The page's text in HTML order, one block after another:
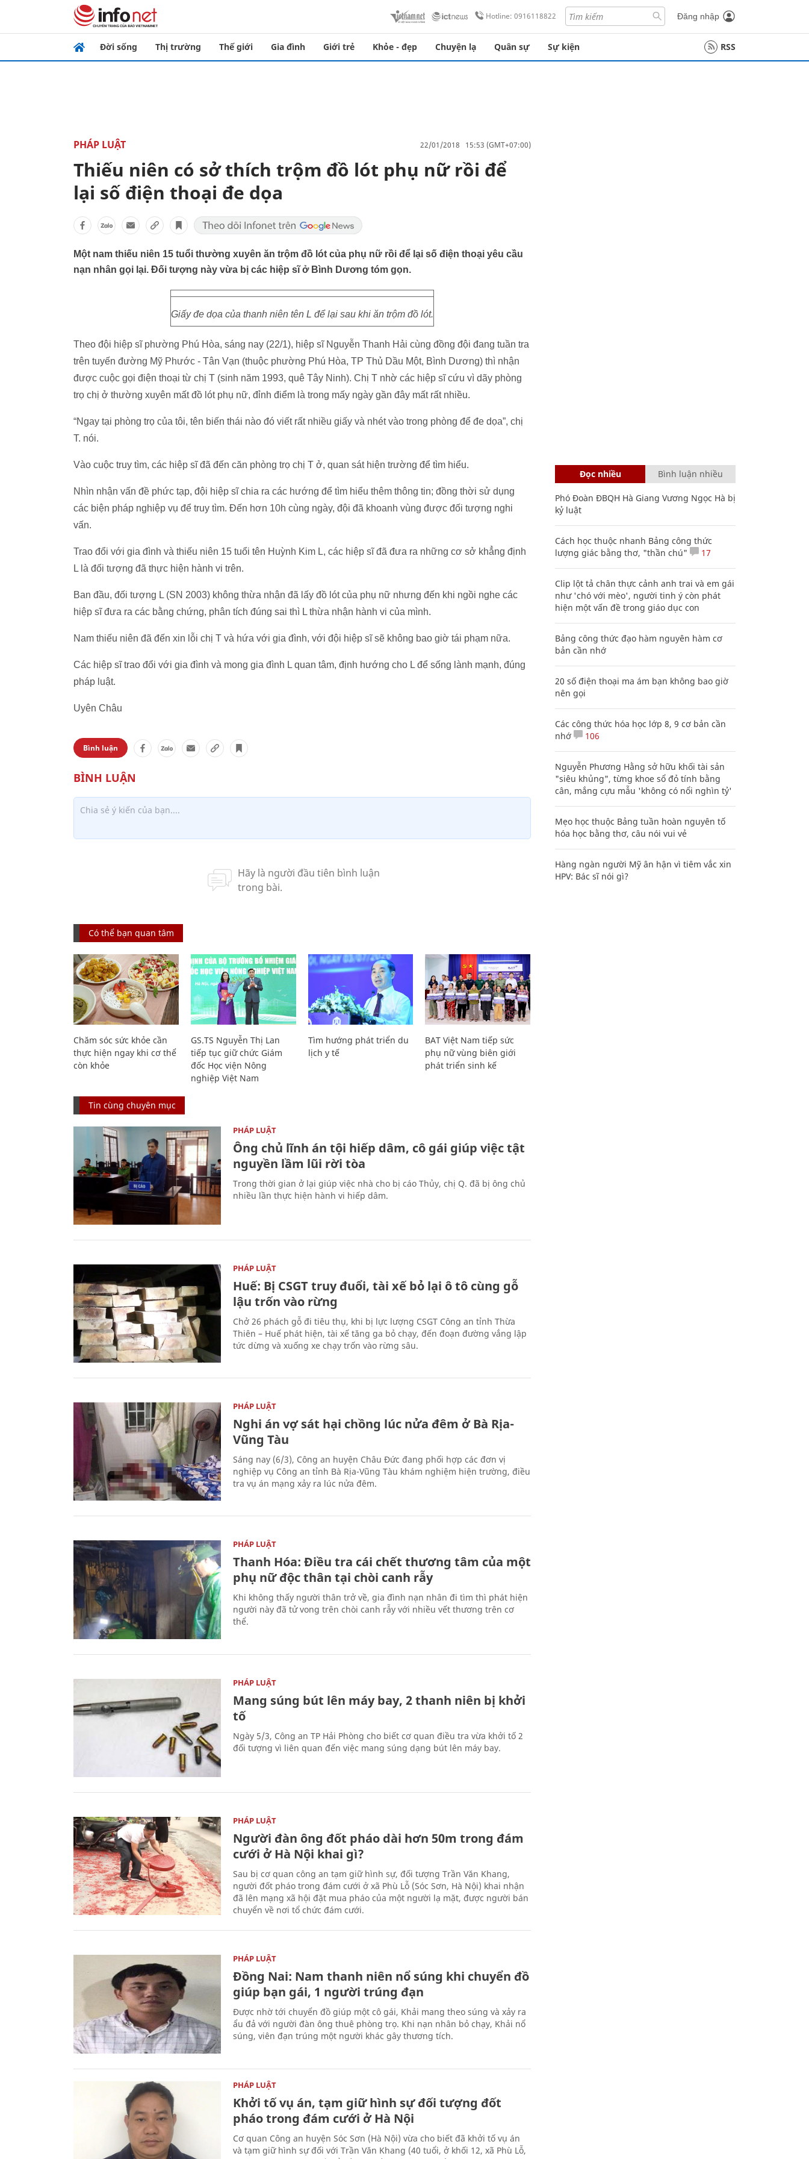
Hotline: 0916118822 Đăng nhập
Đời sống Thị trường Thế giới Gia đình Giới trẻ Khỏe - đẹp Chuyện lạ Quân sự Sự kiện RSS
PHÁP LUẬT 22/01/2018 15:53 (GMT+07:00)
Thiếu niên có sở thích trộm đồ lót phụ nữ rồi để
lại số điện thoại đe dọa
Một nam thiếu niên 15 tuổi thường xuyên ăn trộm đồ lót của phụ nữ rồi để lại số điện thoại yêu cầu
nạn nhân gọi lại. Đối tượng này vừa bị các hiệp sĩ ở Bình Dương tóm gọn.
Giấy đe dọa của thanh niên tên L để lại sau khi ăn trộm đồ lót.
Theo đội hiệp sĩ phường Phú Hòa, sáng nay (22/1), hiệp sĩ Nguyễn Thanh Hải cùng đồng đội đang tuần tra
trên tuyến đường Mỹ Phước - Tân Vạn (thuộc phường Phú Hòa, TP Thủ Dầu Một, Bình Dương) thì nhận
được cuộc gọi điện thoại từ chị T (sinh năm 1993, quê Tây Ninh). Chị T nhờ các hiệp sĩ cứu vì dãy phòng
trọ chị ở thường xuyên mất đồ lót phụ nữ, đỉnh điểm là trong mấy ngày gần đây mất rất nhiều.
“Ngay tại phòng trọ của tôi, tên biến thái nào đó viết rất nhiều giấy và nhét vào trong phòng để đe dọa”, chị
T. nói.
Vào cuộc truy tìm, các hiệp sĩ đã đến căn phòng trọ chị T ở, quan sát hiện trường để tìm hiểu.
Nhìn nhận vấn đề phức tạp, đội hiệp sĩ chia ra các hướng để tìm hiểu thêm thông tin; đồng thời sử dụng
các biện pháp nghiệp vụ để truy tìm. Đến hơn 10h cùng ngày, đội đã khoanh vùng được đối tượng nghi
vấn.
Trao đổi với gia đình và thiếu niên 15 tuổi tên Huỳnh Kim L, các hiệp sĩ đã đưa ra những cơ sở khẳng định
L là đối tượng đã thực hiện hành vi trên.
Ban đầu, đối tượng L (SN 2003) không thừa nhận đã lấy đồ lót của phụ nữ nhưng đến khi ngồi nghe các
hiệp sĩ đưa ra các bằng chứng, phân tích đúng sai thì L thừa nhận hành vi của mình.
Nam thiếu niên đã đến xin lỗi chị T và hứa với gia đình, với đội hiệp sĩ sẽ không bao giờ tái phạm nữa.
Các hiệp sĩ trao đổi với gia đình và mong gia đình L quan tâm, định hướng cho L để sống lành mạnh, đúng
pháp luật.
Uyên Châu
Bình luận
Có thể bạn quan tâm
Chăm sóc sức khỏe cần
thực hiện ngay khi cơ thể
còn khỏe
GS.TS Nguyễn Thị Lan
tiếp tục giữ chức Giám
đốc Học viện Nông
nghiệp Việt Nam
Tìm hướng phát triển du
lịch y tế
BAT Việt Nam tiếp sức
phụ nữ vùng biên giới
phát triển sinh kế
Tin cùng chuyên mục
PHÁP LUẬT
Ông chủ lĩnh án tội hiếp dâm, cô gái giúp việc tật
nguyền lầm lũi rời tòa
Trong thời gian ở lại giúp việc nhà cho bị cáo Thủy, chị Q. đã bị ông chủ
nhiều lần thực hiện hành vi hiếp dâm.
PHÁP LUẬT
Huế: Bị CSGT truy đuổi, tài xế bỏ lại ô tô cùng gỗ
lậu trốn vào rừng
Chở 26 phách gỗ đi tiêu thụ, khi bị lực lượng CSGT Công an tỉnh Thừa
Thiên – Huế phát hiện, tài xế tăng ga bỏ chạy, đến đoạn đường vắng lập
tức dừng và xuống xe chạy trốn vào rừng sâu.
PHÁP LUẬT
Nghi án vợ sát hại chồng lúc nửa đêm ở Bà Rịa-
Vũng Tàu
Sáng nay (6/3), Công an huyện Châu Đức đang phối hợp các đơn vị
nghiệp vụ Công an tỉnh Bà Rịa-Vũng Tàu khám nghiệm hiện trường, điều
tra vụ án mạng xảy ra lúc nửa đêm.
PHÁP LUẬT
Thanh Hóa: Điều tra cái chết thương tâm của một
phụ nữ độc thân tại chòi canh rẫy
Khi không thấy người thân trở về, gia đình nạn nhân đi tìm thì phát hiện
người này đã tử vong trên chòi canh rẫy với nhiều vết thương trên cơ
thể.
PHÁP LUẬT
Mang súng bút lên máy bay, 2 thanh niên bị khởi
tố
Ngày 5/3, Công an TP Hải Phòng cho biết cơ quan điều tra vừa khởi tố 2
đối tượng vì liên quan đến việc mang súng dạng bút lên máy bay.
PHÁP LUẬT
Người đàn ông đốt pháo dài hơn 50m trong đám
cưới ở Hà Nội khai gì?
Sau bị cơ quan công an tạm giữ hình sự, đối tượng Trần Văn Khang,
người đốt pháo trong đám cưới ở xã Phù Lỗ (Sóc Sơn, Hà Nội) khai nhận
đã lên mạng xã hội đặt mua pháo của một người lạ mặt, được người bán
chuyển về nơi tổ chức đám cưới.
PHÁP LUẬT
Đồng Nai: Nam thanh niên nổ súng khi chuyển đồ
giúp bạn gái, 1 người trúng đạn
Được nhờ tới chuyển đồ giúp một cô gái, Khải mang theo súng và xảy ra
ẩu đả với người đàn ông thuê phòng trọ. Khi nạn nhân bỏ chạy, Khải nổ
súng, viên đạn trúng một người khác gây thương tích.
PHÁP LUẬT
Khởi tố vụ án, tạm giữ hình sự đối tượng đốt
pháo trong đám cưới ở Hà Nội
Cơ quan Công an huyện Sóc Sơn (Hà Nội) vừa cho biết đã khởi tố vụ án
và tạm giữ hình sự đối với Trần Văn Khang (40 tuổi, ở khối 12, xã Phù Lỗ,
Đọc nhiều Bình luận nhiều
Phó Đoàn ĐBQH Hà Giang Vương Ngọc Hà bị
kỷ luật
Cách học thuộc nhanh Bảng công thức
lượng giác bằng thơ, "thần chú"
17
Clip lột tả chân thực cảnh anh trai và em gái
như 'chó với mèo', người tinh ý còn phát
hiện một vấn đề trong giáo dục con
Bảng công thức đạo hàm nguyên hàm cơ
bản cần nhớ
20 số điện thoại ma ám bạn không bao giờ
nên gọi
Các công thức hóa học lớp 8, 9 cơ bản cần
nhớ
106
Nguyễn Phương Hằng sở hữu khối tài sản
"siêu khủng", từng khoe sổ đỏ tính bằng
cân, mắng cựu mẫu 'không có nổi nghìn tỷ'
Mẹo học thuộc Bảng tuần hoàn nguyên tố
hóa học bằng thơ, câu nói vui vẻ
Hàng ngàn người Mỹ ân hận vì tiêm vắc xin
HPV: Bác sĩ nói gì?